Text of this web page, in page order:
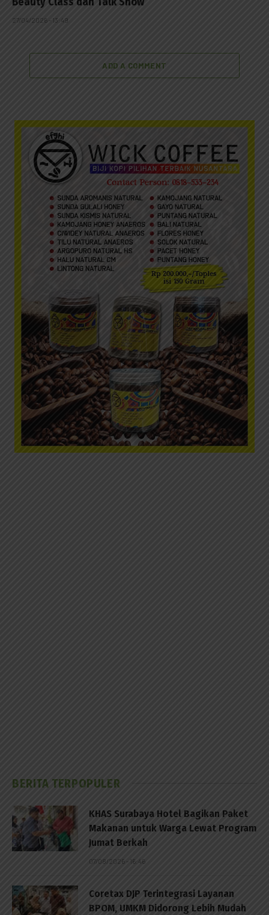
27/04/2026 - 13:49
ADD A COMMENT
BERITA TERPOPULER
KHAS Surabaya Hotel Bagikan Paket
Makanan untuk Warga Lewat Program
Jumat Berkah
07/08/2026 - 16:46
Coretax DJP Terintegrasi Layanan
BPOM, UMKM Didorong Lebih Mudah